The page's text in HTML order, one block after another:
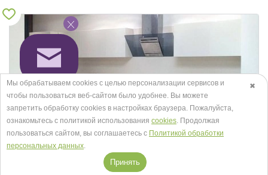
✖
Мы обрабатываем cookies с целью персонализации сервисов и
чтобы пользоваться веб-сайтом было удобнее. Вы можете
запретить обработку сookies в настройках браузера. Пожалуйста,
ознакомьтесь с политикой использования cookies. Продолжая
пользоваться сайтом, вы соглашаетесь с Политикой обработки
персональных данных.
Принять